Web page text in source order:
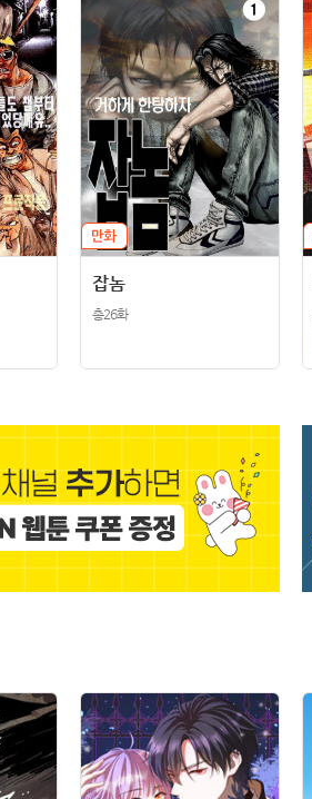
잡놈
총26화